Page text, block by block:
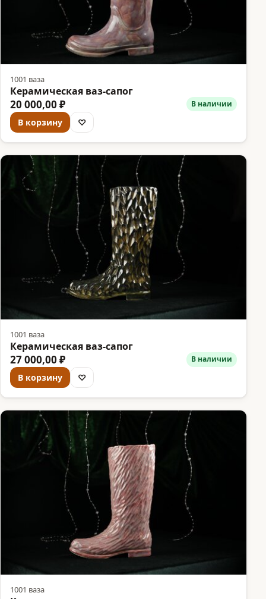
1001 ваза
Керамическая ваз-сапог
20 000,00 ₽ В наличии
В корзину ♡
1001 ваза
Керамическая ваз-сапог
27 000,00 ₽ В наличии
В корзину ♡
1001 ваза